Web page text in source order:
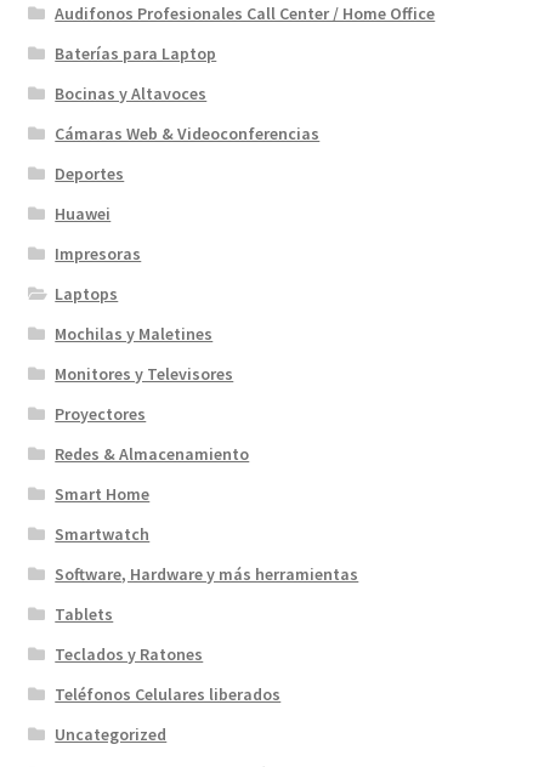
Audifonos Profesionales Call Center / Home Office
Baterías para Laptop
Bocinas y Altavoces
Cámaras Web & Videoconferencias
Deportes
Huawei
Impresoras
Laptops
Mochilas y Maletines
Monitores y Televisores
Proyectores
Redes & Almacenamiento
Smart Home
Smartwatch
Software, Hardware y más herramientas
Tablets
Teclados y Ratones
Teléfonos Celulares liberados
Uncategorized